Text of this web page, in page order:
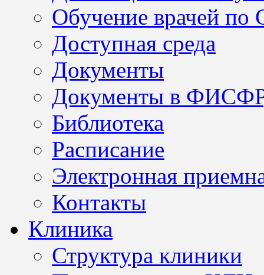
Обучение врачей по
Доступная среда
Документы
Документы в
Библиотека
Расписание
Электронная
Контакты
Клиника
Структура клиники